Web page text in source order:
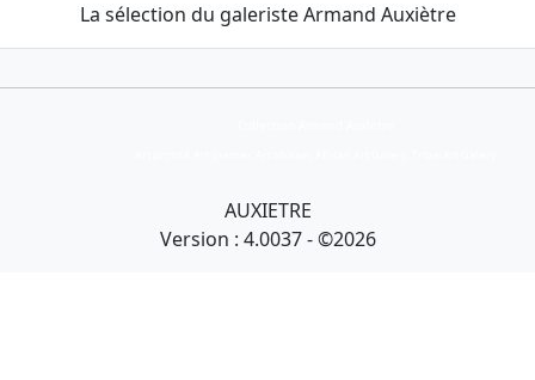
La sélection du galeriste Armand Auxiètre
AUXIETRE
Version : 4.0037 - ©2026